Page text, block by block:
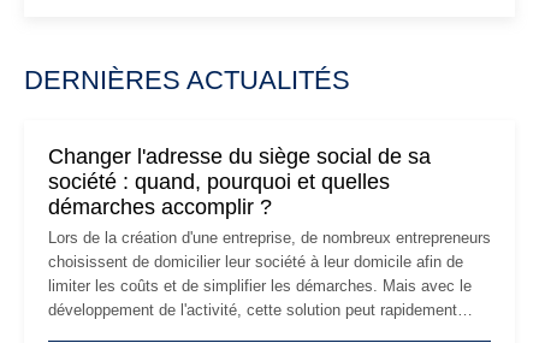
DERNIÈRES ACTUALITÉS
Changer l'adresse du siège social de sa
société : quand, pourquoi et quelles
démarches accomplir ?
Lors de la création d'une entreprise, de nombreux entrepreneurs
choisissent de domicilier leur société à leur domicile afin de
limiter les coûts et de simplifier les démarches. Mais avec le
développement de l'activité, cette solution peut rapidement